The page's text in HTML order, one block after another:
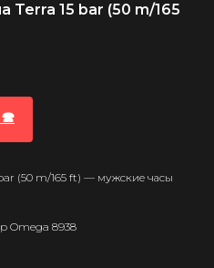
Terra 15 bar (50 m/165
🕿
(50 m/165 ft) — мужские часы
Omega 8938